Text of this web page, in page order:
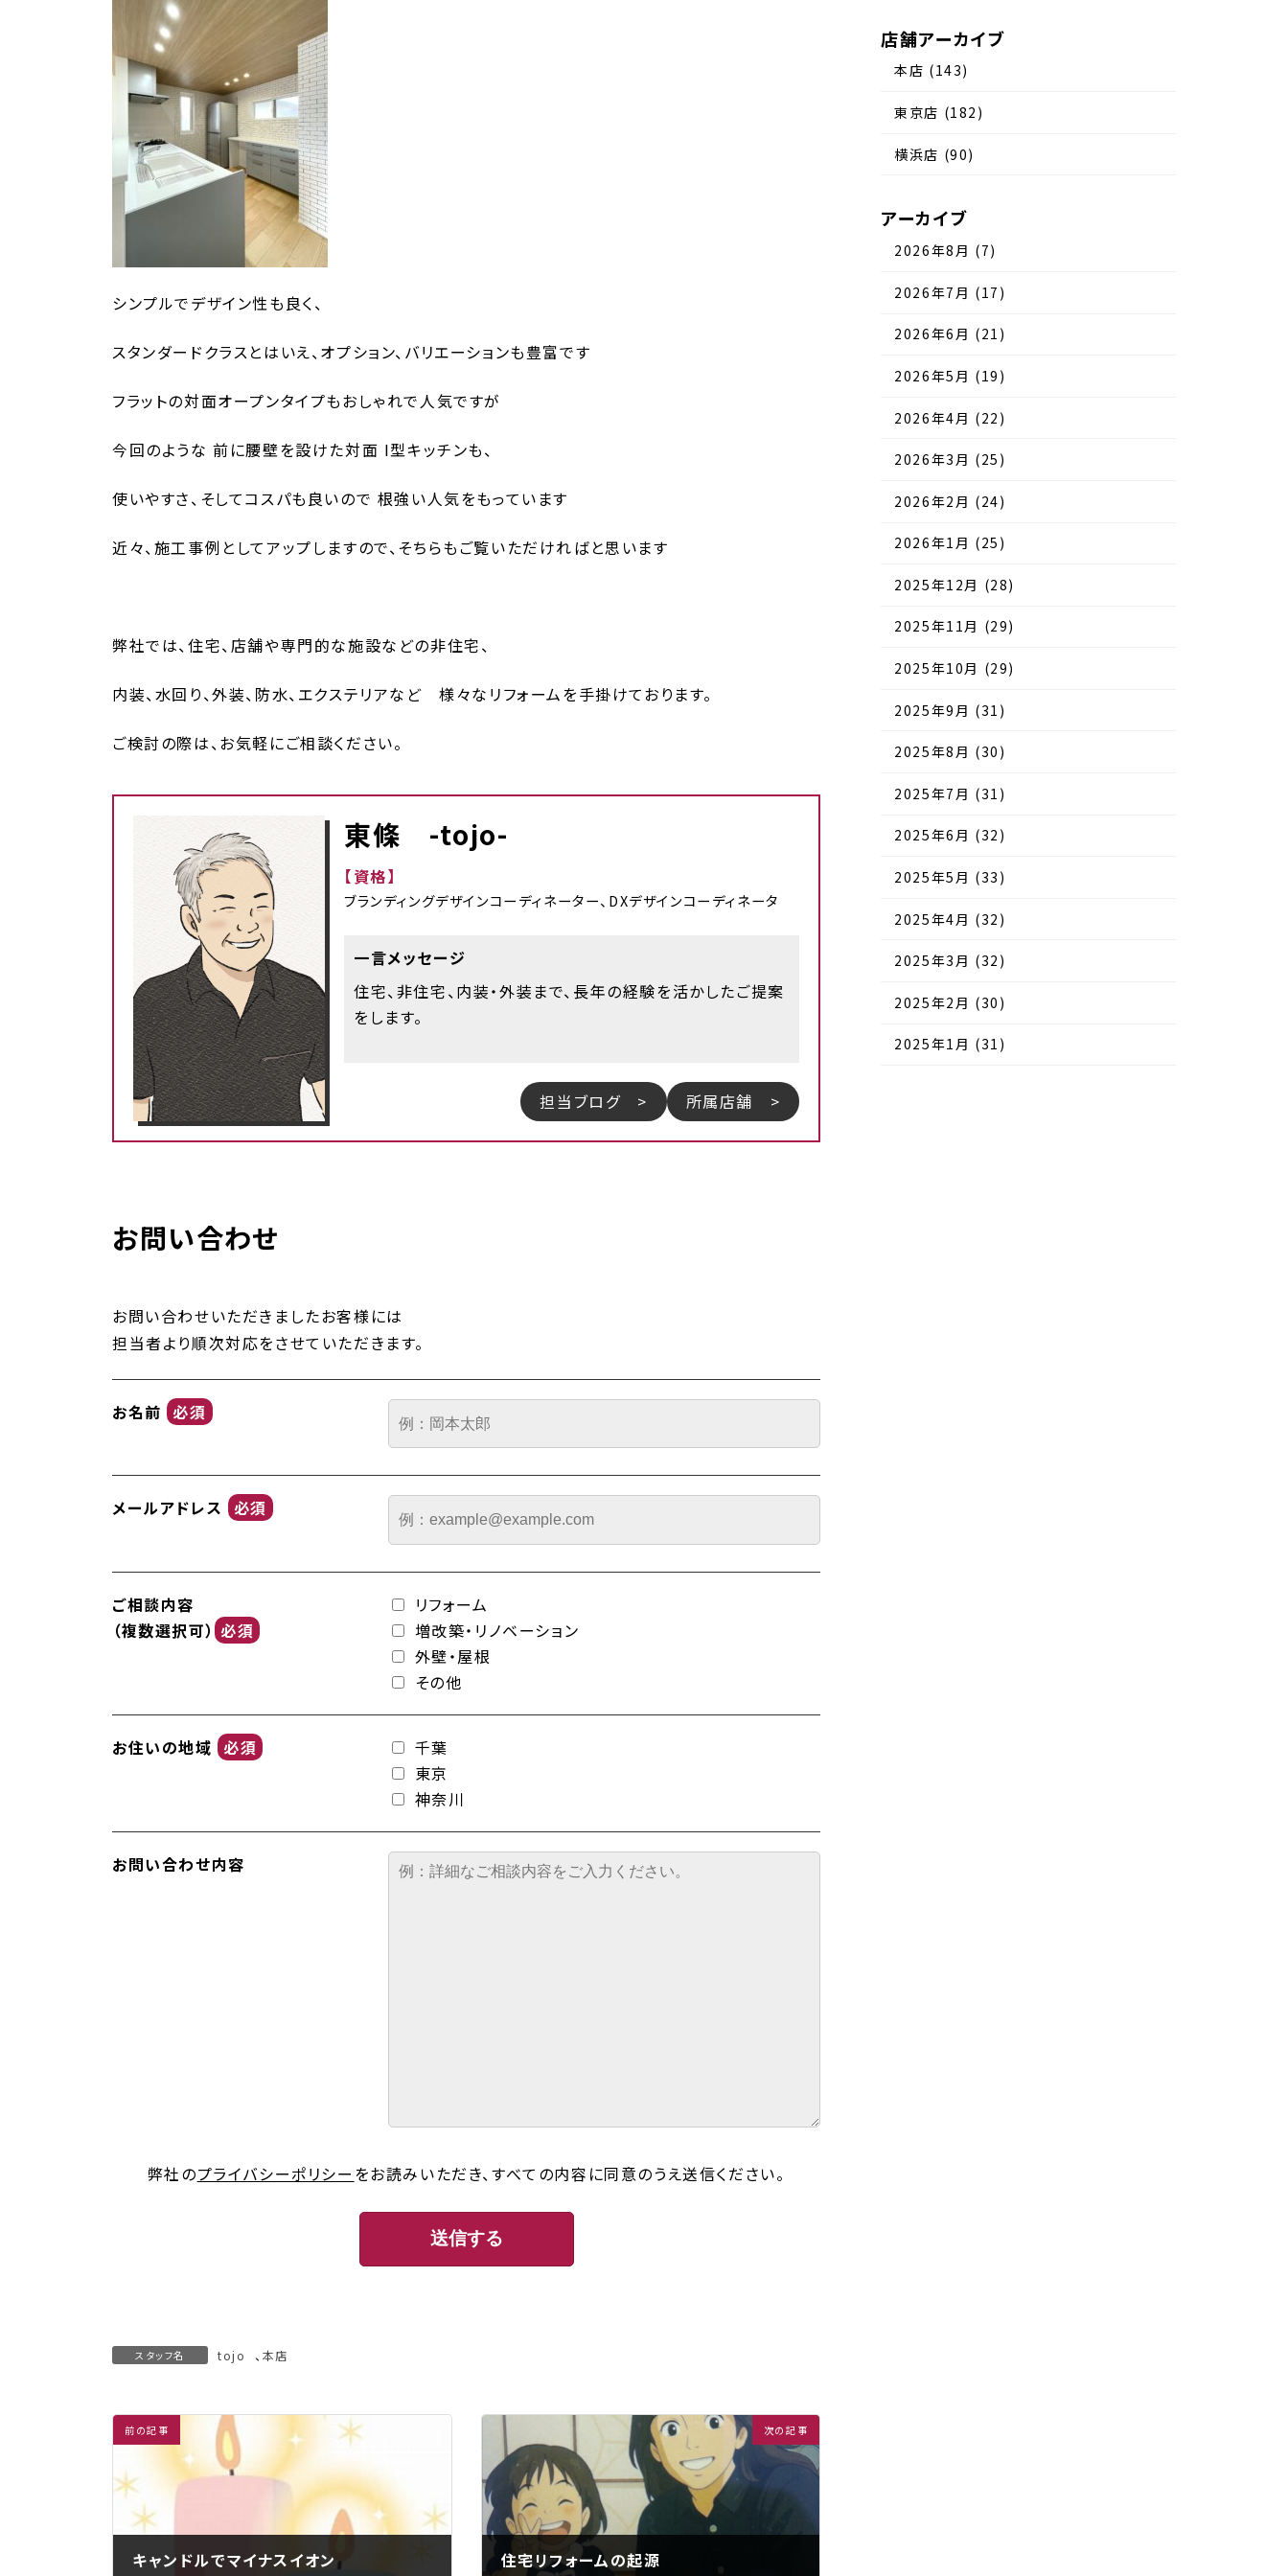
シンプルでデザイン性も良く、
スタンダードクラスとはいえ、オプション、バリエーションも豊富です
フラットの対面オープンタイプもおしゃれで人気ですが
今回のような 前に腰壁を設けた対面 I型キッチンも、
使いやすさ、そしてコスパも良いので 根強い人気をもっています
近々、施工事例としてアップしますので、そちらもご覧いただければと思います
弊社では、住宅、店舗や専門的な施設などの非住宅、
内装、水回り、外装、防水、エクステリアなど 様々なリフォームを手掛けております。
ご検討の際は、お気軽にご相談ください。
東條 -tojo-
【資格】
ブランディングデザインコーディネーター、DXデザインコーディネータ
一言メッセージ
住宅、非住宅、内装・外装まで、長年の経験を活かしたご提案
をします。
担当ブログ > 所属店舗 >
お問い合わせ
お問い合わせいただきましたお客様には
担当者より順次対応をさせていただきます。
お名前 必須
メールアドレス 必須
ご相談内容
（複数選択可） 必須
リフォーム
増改築・リノベーション
外壁・屋根
その他
お住いの地域 必須
千葉
東京
神奈川
お問い合わせ内容
弊社のプライバシーポリシー をお読みいただき、すべての内容に同意のうえ送信ください。
スタッフ名 tojo 、 本店
前の記事
キャンドルでマイナスイオン
次の記事
住宅リフォームの起源
店舗アーカイブ
本店 (143)
東京店 (182)
横浜店 (90)
アーカイブ
2026年8月 (7)
2026年7月 (17)
2026年6月 (21)
2026年5月 (19)
2026年4月 (22)
2026年3月 (25)
2026年2月 (24)
2026年1月 (25)
2025年12月 (28)
2025年11月 (29)
2025年10月 (29)
2025年9月 (31)
2025年8月 (30)
2025年7月 (31)
2025年6月 (32)
2025年5月 (33)
2025年4月 (32)
2025年3月 (32)
2025年2月 (30)
2025年1月 (31)